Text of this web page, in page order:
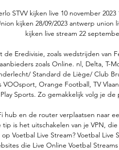
STVV kijken live 10 november
kijken 28/09/2023 antwerp union
kijken live stream 22
de Eredivisie, zoals wedstrijden van
zoals Online. nl, Delta, T-
Standard de Liège/ Club
VOOsport, Orange Football, TV
Sports. Zo gemakkelijk volg je
hub en de router verplaatsen naar
tip is het uitschakelen van je VPN,
Voetbal Live Stream? Voetbal Live
die Live Online Voetbal